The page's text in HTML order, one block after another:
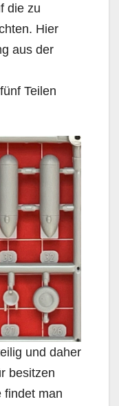
die zu
Hier
aus der
Teilen
und daher
besitzen
findet man